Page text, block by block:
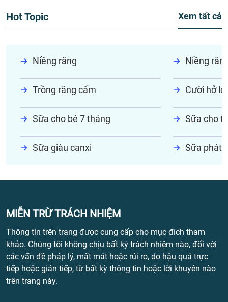
Hot Topic Xem tất cả
Niềng răng Niềng
Trồng răng cấm Cười hở lợi
Sữa cho bé 7 tháng Sữa cho
Sữa giàu canxi Sữa phát
MIỄN TRỪ TRÁCH NHIỆM
Thông tin trên trang được cung cấp cho mục đích tham
khảo. Chúng tôi không chịu bất kỳ trách nhiệm nào, đối với
các vấn đề pháp lý, mất mát hoặc rủi ro, do hậu quả trực
tiếp hoặc gián tiếp, từ bất kỳ thông tin hoặc lời khuyên nào
trên trang này.